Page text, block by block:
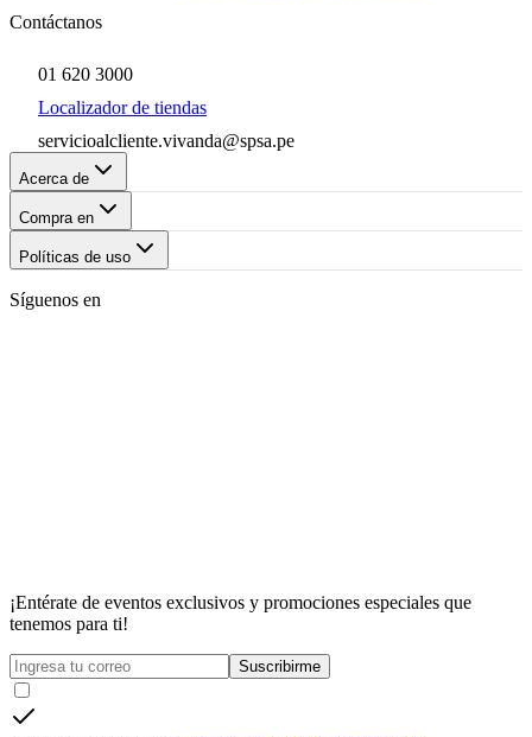
Contáctanos
01 620 3000
Localizador de tiendas
servicioalcliente.vivanda@spsa.pe
Acerca de
Compra en
Políticas de uso
Síguenos en
¡Entérate de eventos exclusivos y promociones especiales que
tenemos para ti!
Suscribirme